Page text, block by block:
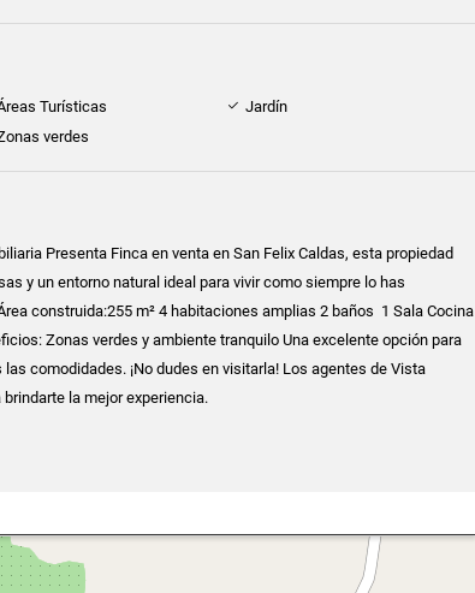
Turísticas
Jardín
verdes
Presenta Finca en venta en San Felix Caldas, esta propiedad
y un entorno natural ideal para vivir como siempre lo has
construida:255 m² 4 habitaciones amplias 2 baños 1 Sala Cocina
Zonas verdes y ambiente tranquilo Una excelente opción para
comodidades. ¡No dudes en visitarla! Los agentes de Vista
la mejor experiencia.